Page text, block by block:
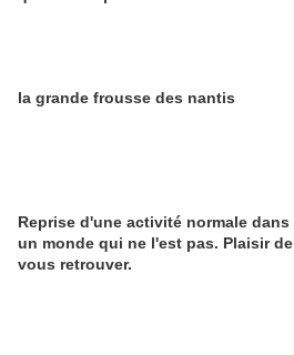
la grande frousse des nantis
Reprise d'une activité normale dans
un monde qui ne l'est pas. Plaisir de
vous retrouver.